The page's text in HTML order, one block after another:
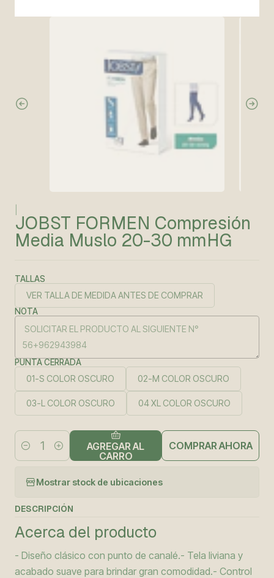
JOBST FORMEN Compresión
Media Muslo 20-30 mmHG
TALLAS
VER TALLA DE MEDIDA ANTES DE COMPRAR
NOTA
PUNTA CERRADA
01-S COLOR OSCURO 02-M COLOR OSCURO
03-L COLOR OSCURO 04 XL COLOR OSCURO
Cantidad
AGREGAR AL
CARRO
COMPRAR AHORA
Mostrar stock de ubicaciones
DESCRIPCIÓN
Acerca del producto
- Diseño clásico con punto de canalé.- Tela liviana y
acabado suave para brindar gran comodidad.- Control